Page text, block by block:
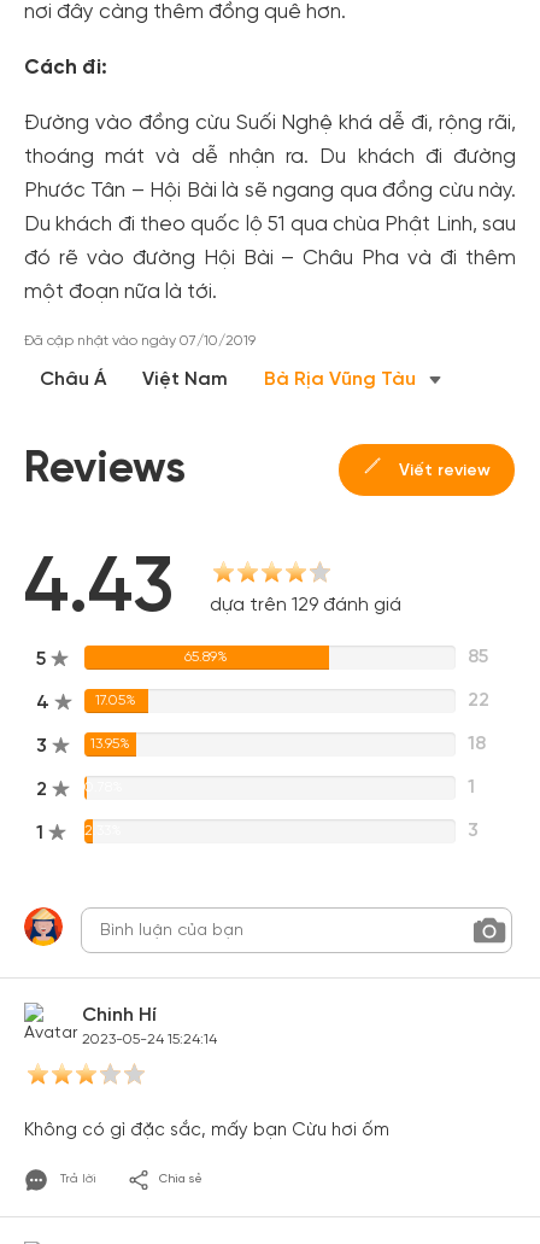
nơi đây càng thêm đồng quê hơn.
Cách đi:
Đường vào đồng cừu Suối Nghệ khá dễ đi, rộng rãi,
thoáng mát và dễ nhận ra. Du khách đi đường
Phước Tân – Hội Bài là sẽ ngang qua đồng cừu này.
Du khách đi theo quốc lộ 51 qua chùa Phật Linh, sau
đó rẽ vào đường Hội Bài – Châu Pha và đi thêm
một đoạn nữa là tới.
Đã cập nhật vào ngày 07/10/2019
Châu Á Việt Nam Bà Rịa Vũng Tàu
Reviews Viết review
4.43 dựa trên 129 đánh giá
5 65.89% 85
4 17.05% 22
3 13.95% 18
2 0.78% 1
1 2.33% 3
Chinh Hí
2023-05-24 15:24:14
Không có gì đặc sắc, mấy bạn Cừu hơi ốm
Trả lời Chia sẻ